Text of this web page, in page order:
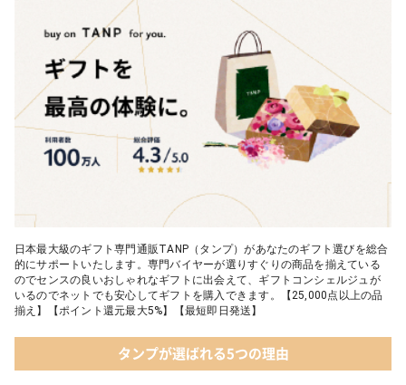
04 テディベア&誕生石オープンハート
05【名入れギフト】toilette(トワレ)
日本最大級のギフト専門通販TANP（タンプ）があなたのギフト選びを総合
的にサポートいたします。専門バイヤーが選りすぐりの商品を揃えている
のでセンスの良いおしゃれなギフトに出会えて、ギフトコンシェルジュが
いるのでネットでも安心してギフトを購入できます。【25,000点以上の品
揃え】【ポイント還元最大5%】【最短即日発送】
タンプが選ばれる5つの理由